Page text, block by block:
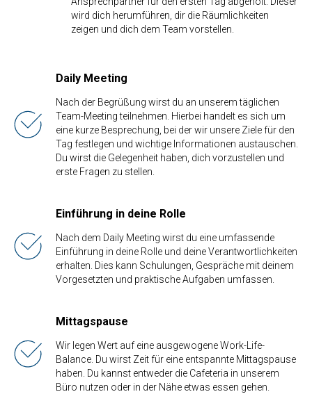
wird dich herumführen, dir die Räumlichkeiten
zeigen und dich dem Team vorstellen.
Daily Meeting
Nach der Begrüßung wirst du an unserem täglichen
Team-Meeting teilnehmen. Hierbei handelt es sich um
eine kurze Besprechung, bei der wir unsere Ziele für den
Tag festlegen und wichtige Informationen austauschen.
Du wirst die Gelegenheit haben, dich vorzustellen und
erste Fragen zu stellen.
Einführung in deine Rolle
Nach dem Daily Meeting wirst du eine umfassende
Einführung in deine Rolle und deine Verantwortlichkeiten
erhalten. Dies kann Schulungen, Gespräche mit deinem
Vorgesetzten und praktische Aufgaben umfassen.
Mittagspause
Wir legen Wert auf eine ausgewogene Work-Life-
Balance. Du wirst Zeit für eine entspannte Mittagspause
haben. Du kannst entweder die Cafeteria in unserem
Büro nutzen oder in der Nähe etwas essen gehen.